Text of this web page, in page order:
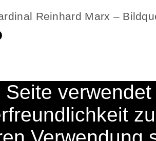
Reinhard Marx –
Seite